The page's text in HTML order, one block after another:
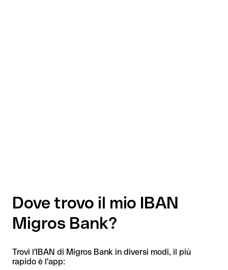
Dove trovo il mio IBAN
Migros Bank?
Trovi l'IBAN di Migros Bank in diversi modi, il più
rapido è l'app: